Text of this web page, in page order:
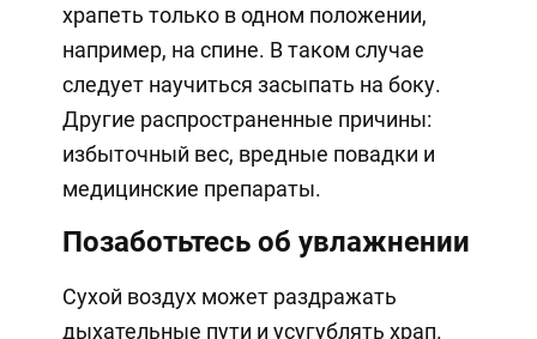
храпеть только в одном положении,
например, на спине. В таком случае
следует научиться засыпать на боку.
Другие распространенные причины:
избыточный вес, вредные повадки и
медицинские препараты.
Позаботьтесь об увлажнении
Сухой воздух может раздражать
дыхательные пути и усугублять храп.